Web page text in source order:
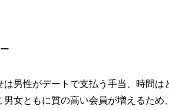
男性がデートで支払う手当、時間
女ともに質の高い会員が増えるため